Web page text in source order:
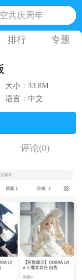
共庆周年
觉醒生机国际服
游戏
跑酷体验服版本
排行 专题
大小：33.8M
语言：中文
评论(0)